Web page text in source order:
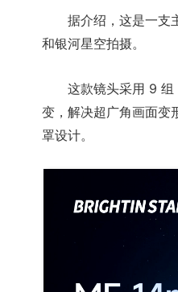
据介绍，这是一支
和银河星空拍摄。
这款镜头采用 9 组
变，解决超广角画面变
罩设计。